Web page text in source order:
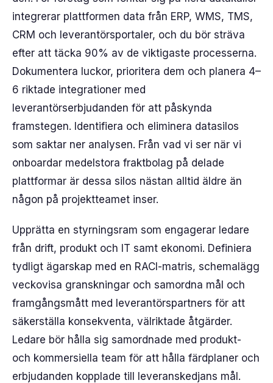
integrerar plattformen data från ERP, WMS, TMS,
CRM och leverantörsportaler, och du bör sträva
efter att täcka 90% av de viktigaste processerna.
Dokumentera luckor, prioritera dem och planera 4–
6 riktade integrationer med
leverantörserbjudanden för att påskynda
framstegen. Identifiera och eliminera datasilos
som saktar ner analysen. Från vad vi ser när vi
onboardar medelstora fraktbolag på delade
plattformar är dessa silos nästan alltid äldre än
någon på projektteamet inser.
Upprätta en styrningsram som engagerar ledare
från drift, produkt och IT samt ekonomi. Definiera
tydligt ägarskap med en RACI-matris, schemalägg
veckovisa granskningar och samordna mål och
framgångsmått med leverantörspartners för att
säkerställa konsekventa, välriktade åtgärder.
Ledare bör hålla sig samordnade med produkt-
och kommersiella team för att hålla färdplaner och
erbjudanden kopplade till leveranskedjans mål.